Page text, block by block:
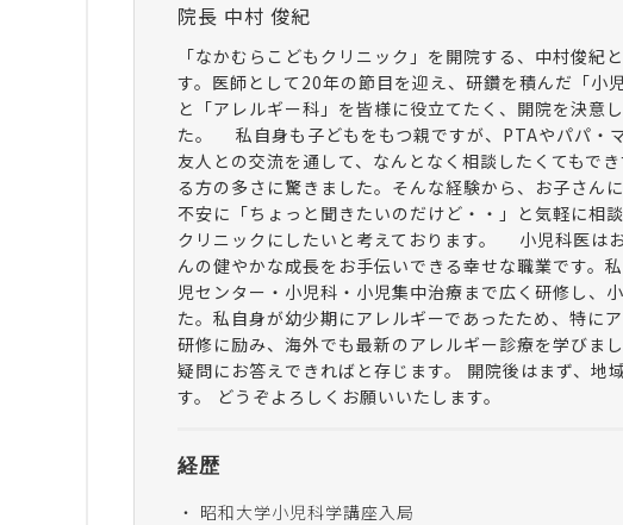
院長 中村 俊紀
「なかむらこどもクリニック」を開院する、中村俊紀
す。医師として20年の節目を迎え、研鑽を積んだ「小児
と「アレルギー科」を皆様に役立てたく、開院を決意
た。 私自身も子どもをもつ親ですが、PTAやパパ・
友人との交流を通して、なんとなく相談したくてもで
る方の多さに驚きました。そんな経験から、お子さん
不安に「ちょっと聞きたいのだけど・・」と気軽に相
クリニックにしたいと考えております。 小児科医は
んの健やかな成長をお手伝いできる幸せな職業です。
児センター・小児科・小児集中治療まで広く研修し、
た。私自身が幼少期にアレルギーであったため、特に
研修に励み、海外でも最新のアレルギー診療を学びま
疑問にお答えできればと存じます。 開院後はまず、地
す。 どうぞよろしくお願いいたします。
経歴
昭和大学小児科学講座入局